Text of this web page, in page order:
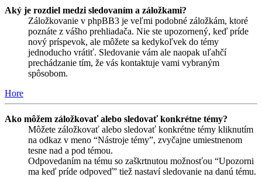
Aký je rozdiel medzi sledovaním a záložkami?
Záložkovanie v phpBB3 je veľmi podobné záložkám, ktoré
poznáte z vášho prehliadača. Nie ste upozornený, keď príde
nový príspevok, ale môžete sa kedykoľvek do témy
jednoducho vrátiť. Sledovanie vám ale naopak uľahčí
prechádzanie tím, že vás kontaktuje vami vybraným
spôsobom.
Hore
Ako môžem záložkovať alebo sledovať konkrétne témy?
Môžete záložkovať alebo sledovať konkrétne témy kliknutím
na odkaz v meno “Nástroje témy”, zvyčajne umiestnenom
tesne nad a pod témou.
Odpovedaním na tému so zaškrtnutou možnosťou “Upozorni
ma keď príde odpoveď” tiež nastaví sledovanie na danú tému.